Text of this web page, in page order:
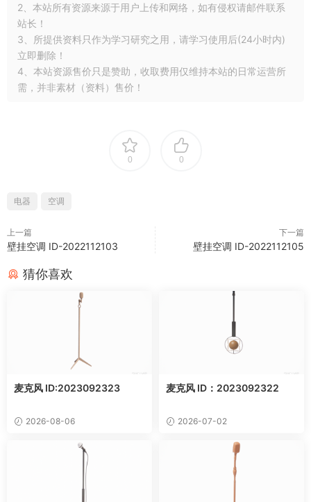
2、本站所有资源来源于用户上传和网络，如有侵权请邮件联系
站长！
3、所提供资料只作为学习研究之用，请学习使用后(24小时内)
立即删除！
4、本站资源售价只是赞助，收取费用仅维持本站的日常运营所
需，并非素材（资料）售价！
0 0
电器 空调
上一篇
壁挂空调 ID-2022112103
下一篇
壁挂空调 ID-2022112105
猜你喜欢
麦克风 ID:2023092323
2026-08-06
麦克风 ID：2023092322
2026-07-02